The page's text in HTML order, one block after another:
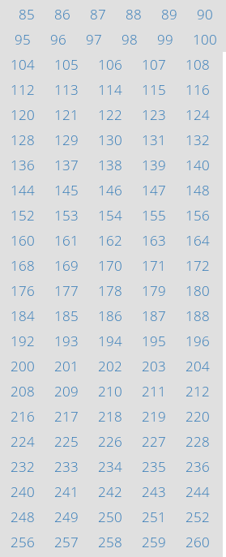
85 86 87 88 89
90
95 96 97 98 99
100
104 105 106 107
108
112 113 114 115
116
120 121 122 123
124
128 129 130 131
132
136 137 138 139
140
144 145 146 147
148
152 153 154 155
156
160 161 162 163
164
168 169 170 171
172
176 177 178 179
180
184 185 186 187
188
192 193 194 195
196
200 201 202 203
204
208 209 210 211
212
216 217 218 219
220
224 225 226 227
228
232 233 234 235
236
240 241 242 243
244
248 249 250 251
252
256 257 258 259
260